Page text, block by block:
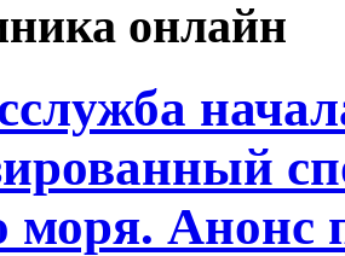
онлайн
моря. Анонс